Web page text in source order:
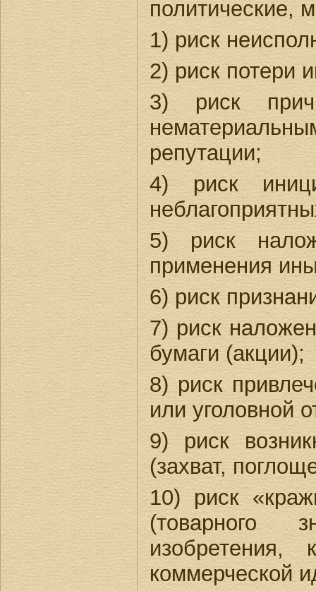
политические,
1) риск
2) риск потери
3) риск
репутации;
4) риск
5) риск
применения
6) риск
7) риск
бумаги (акции);
8) риск
или уголовной
9) риск
(захват,
10) риск
(товарного
изобретения,
коммерческой